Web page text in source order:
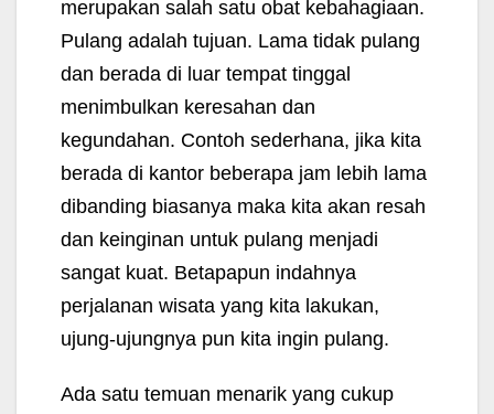
merupakan salah satu obat kebahagiaan.
Pulang adalah tujuan. Lama tidak pulang
dan berada di luar tempat tinggal
menimbulkan keresahan dan
kegundahan. Contoh sederhana, jika kita
berada di kantor beberapa jam lebih lama
dibanding biasanya maka kita akan resah
dan keinginan untuk pulang menjadi
sangat kuat. Betapapun indahnya
perjalanan wisata yang kita lakukan,
ujung-ujungnya pun kita ingin pulang.
Ada satu temuan menarik yang cukup